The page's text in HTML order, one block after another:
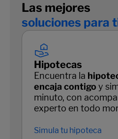
Las mejores
soluciones para
Hipotecas
Encuentra la
encaja contigo y
minuto, con
experto en todo
Simula tu hipoteca